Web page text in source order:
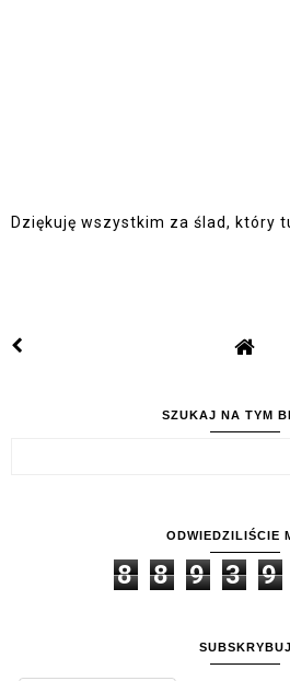
Dziękuję wszystkim za ślad, który
SZUKAJ NA TYM
ODWIEDZILIŚCIE
8 8 9 3 9
SUBSKRYBUJ